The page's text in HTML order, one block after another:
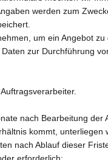
werden zum
um ein Angebot
zur Durchführung
nach Bearbeitung der
kommt, unterliegen
nach Ablauf dieser